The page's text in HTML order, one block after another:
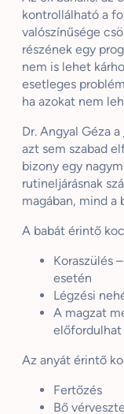
kontrollálható a
valószínűsége
részének egy
nem is lehet
esetleges
ha azokat nem
Dr. Angyal Géza a
azt sem szabad
bizony egy
rutineljárásnak
magában, mind a
A babát érintő
Koraszülés
esetén
Légzési
A magzat
előfordulhat
Az anyát érintő
Fertőzés
Bő